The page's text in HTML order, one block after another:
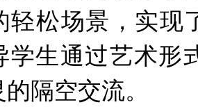
轻松场景，实现
学生通过艺术形
隔空交流。